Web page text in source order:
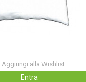
Aggiungi alla Wishlist
Entra